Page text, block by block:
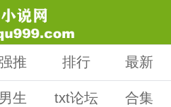
推 排行 最新
男生 txt论坛 合集